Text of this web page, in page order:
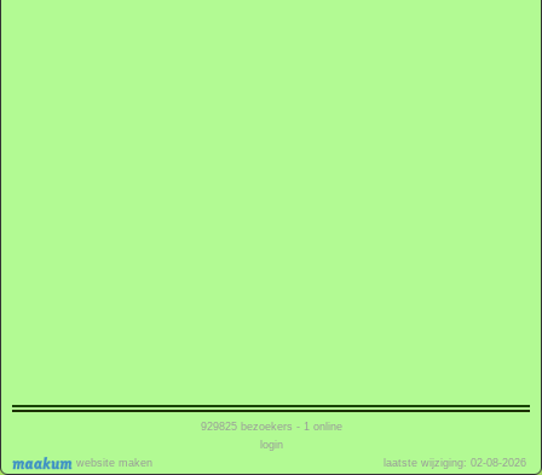
website maken
929825bezoekers - 1 online
login
laatste wijziging: 02-08-2026